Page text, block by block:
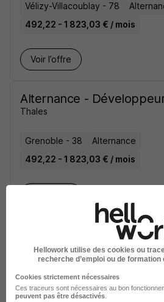
Vélizy-Villacoublay - 78
492,22 - 1 823,03 € / mois
Voir l’offre
Alternance -
Thales
Grenoble - 38
Alternance
492,22 - 1 823,03 € / mois
Alternance - Ingénieur
Thales
La Ferté-Saint-Aubin - 45
492,22 - 1 823,03 € / mois
Hellowork utilise des cookies ou
recherche d’emploi ou de
Cookies strictement nécessaires
Ces traceurs sont nécessaires au bon
peuvent pas être désactivés